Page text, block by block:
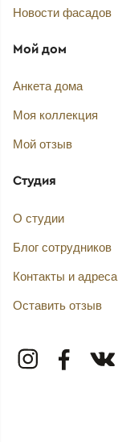
Новости фасадов
Мой дом
Анкета дома
Моя коллекция
Мой отзыв
Студия
О студии
Блог сотрудников
Контакты и адреса
Оставить отзыв